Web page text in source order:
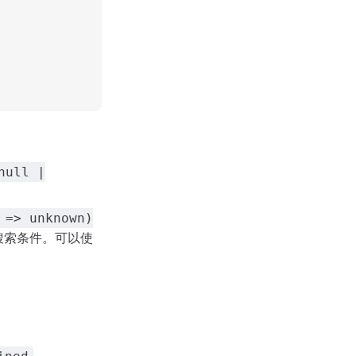
null |
unknown)
索条件。可以使